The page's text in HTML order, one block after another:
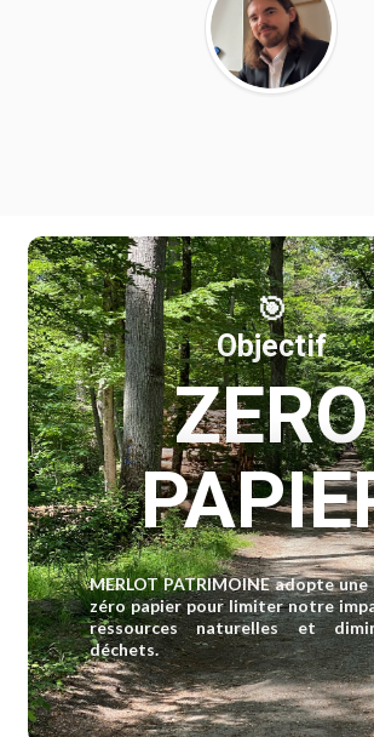
🎯
Objectif
ZERO
MERLOT PATRIMOINE adopte
zéro papier pour limiter notre
ressources naturelles et
déchets.